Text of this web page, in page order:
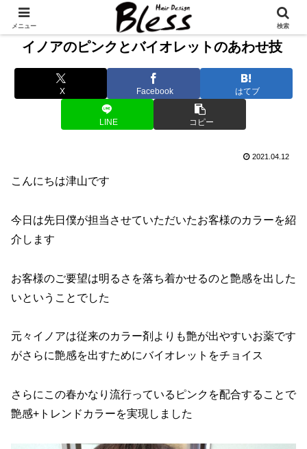
イノアのピンクとバイオレットのあわせ技
X Facebook はてブ
LINE コピー
2021.04.12
こんにちは津山です
今日は先日僕が担当させていただいたお客様のカラーを紹
介します
お客様のご要望は明るさを落ち着かせるのと艶感を出した
いということでした
元々イノアは従来のカラー剤よりも艶が出やすいお薬です
がさらに艶感を出すためにバイオレットをチョイス
さらにこの春かなり流行っているピンクを配合することで
艶感+トレンドカラーを実現しました
メニュー 検索